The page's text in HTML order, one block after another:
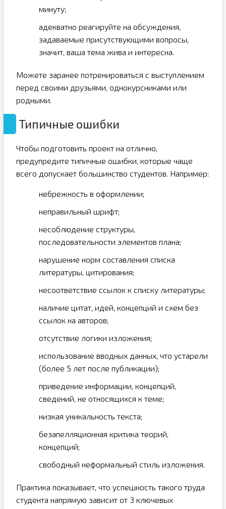
минуту;
адекватно реагируйте на обсуждения,
задаваемые присутствующими вопросы,
значит, ваша тема жива и интересна.
Можете заранее потренироваться с выступлением
перед своими друзьями, однокурсниками или
родными.
Типичные ошибки
Чтобы подготовить проект на отлично,
предупредите типичные ошибки, которые чаще
всего допускает большинство студентов. Например:
небрежность в оформлении;
неправильный шрифт;
несоблюдение структуры,
последовательности элементов плана;
нарушение норм составления списка
литературы, цитирования;
несоответствие ссылок к списку литературы;
наличие цитат, идей, концепций и схем без
ссылок на авторов;
отсутствие логики изложения;
использование вводных данных, что устарели
(более 5 лет после публикации);
приведение информации, концепций,
сведений, не относящихся к теме;
низкая уникальность текста;
безапелляционная критика теорий,
концепций;
свободный неформальный стиль изложения.
Практика показывает, что успешность такого труда
студента напрямую зависит от 3 ключевых